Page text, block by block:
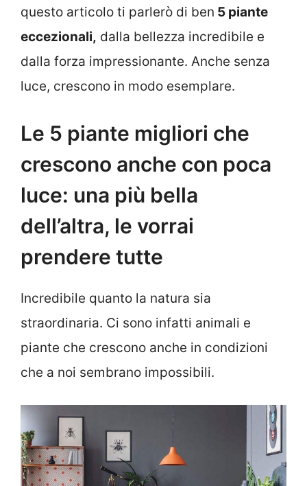
questo articolo ti parlerò di ben 5 piante
eccezionali, dalla bellezza incredibile e
dalla forza impressionante. Anche senza
luce, crescono in modo esemplare.
Le 5 piante migliori che
crescono anche con poca
luce: una più bella
dell’altra, le vorrai
prendere tutte
Incredibile quanto la natura sia
straordinaria. Ci sono infatti animali e
piante che crescono anche in condizioni
che a noi sembrano impossibili.